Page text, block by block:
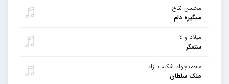
محسن نتاج
میگیره دلم
میلاد والا
ستمگر
محمدجواد شکیب آزاد
ملک سلطان